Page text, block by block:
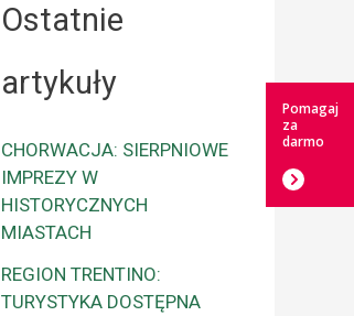
Ostatnie
artykuły
CHORWACJA: SIERPNIOWE
IMPREZY W
HISTORYCZNYCH
MIASTACH
REGION TRENTINO:
TURYSTYKA DOSTĘPNA
Pomagaj
za
darmo